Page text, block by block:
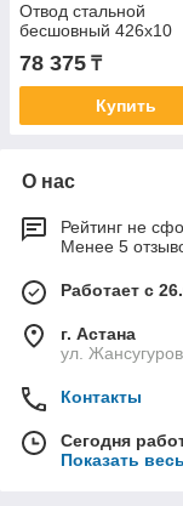
Отвод стальной
бесшовный 426х10
78 375 ₸
Купить
О нас
Рейтинг не
Менее 5
Работает с
г. Астана
ул.
Контакты
Сегодня
Показать